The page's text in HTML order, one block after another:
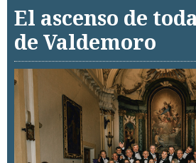
El ascenso de
de Valdemoro